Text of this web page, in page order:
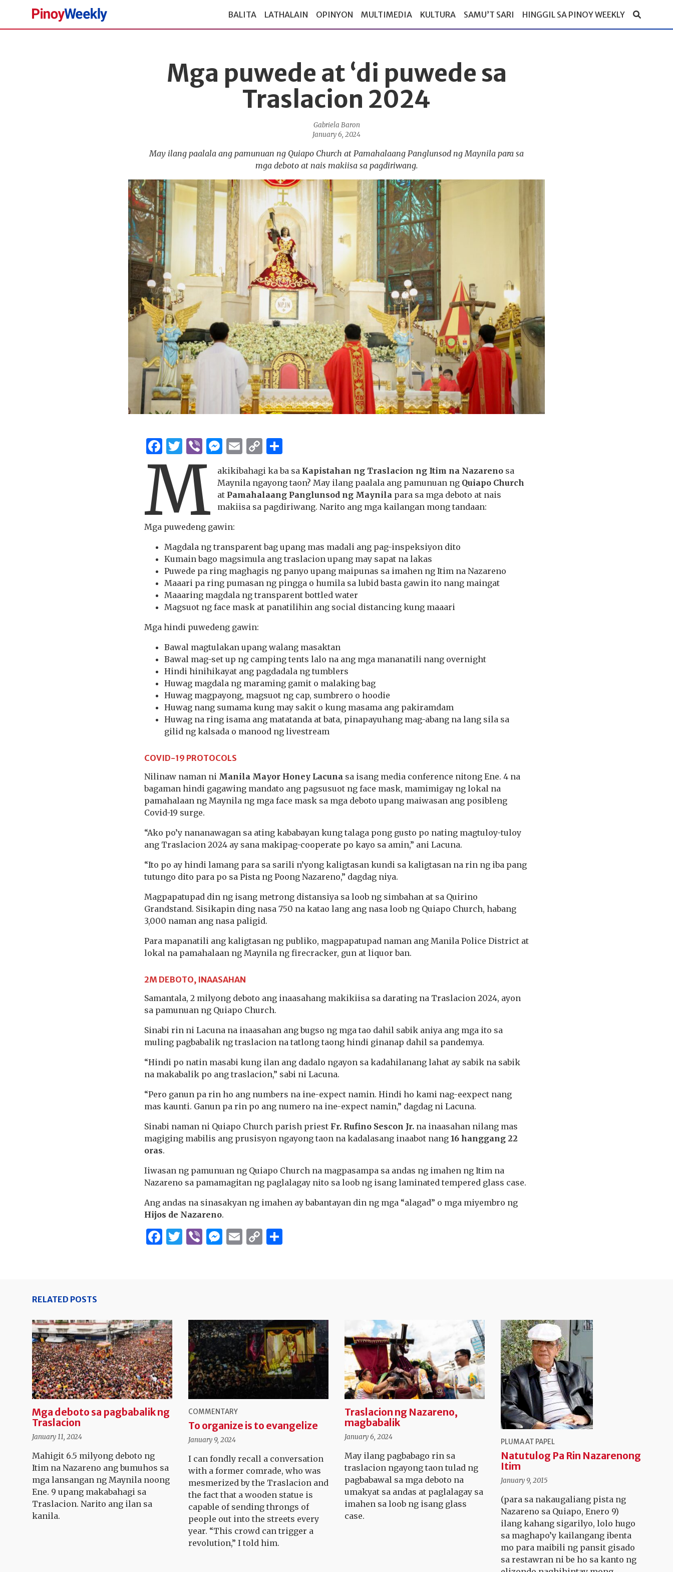
Pinoy
BALITA LATHALAIN OPINYON MULTIMEDIA KULTURA SAMU’T SARI HINGGIL SA PINOY WEEKLY
Mga puwede at ‘di puwede sa
Traslacion 2024
Gabriela Baron
January 6, 2024
May ilang paalala ang pamunuan ng Quiapo Church at Pamahalaang Panglunsod ng Maynila para sa
mga deboto at nais makiisa sa pagdiriwang.
Facebook
Twitter
ViberMessenger
Email
Copy
Link
M akikibahagi ka ba sa Kapistahan ng Traslacion ng Itim na Nazareno sa
Maynila ngayong taon? May ilang paalala ang pamunuan ng Quiapo Church
at Pamahalaang Panglunsod ng Maynila para sa mga deboto at nais
makiisa sa pagdiriwang. Narito ang mga kailangan mong tandaan:
Mga puwedeng gawin:
Magdala ng transparent bag upang mas madali ang pag-inspeksiyon dito
Kumain bago magsimula ang traslacion upang may sapat na lakas
Puwede pa ring maghagis ng panyo upang maipunas sa imahen ng Itim na Nazareno
Maaari pa ring pumasan ng pingga o humila sa lubid basta gawin ito nang maingat
Maaaring magdala ng transparent bottled water
Magsuot ng face mask at panatilihin ang social distancing kung maaari
Mga hindi puwedeng gawin:
Bawal magtulakan upang walang masaktan
Bawal mag-set up ng camping tents lalo na ang mga mananatili nang overnight
Hindi hinihikayat ang pagdadala ng tumblers
Huwag magdala ng maraming gamit o malaking bag
Huwag magpayong, magsuot ng cap, sumbrero o hoodie
Huwag nang sumama kung may sakit o kung masama ang pakiramdam
Huwag na ring isama ang matatanda at bata, pinapayuhang mag-abang na lang sila sa
gilid ng kalsada o manood ng livestream
COVID-19 PROTOCOLS
Nilinaw naman ni Manila Mayor Honey Lacuna sa isang media conference nitong Ene. 4 na
bagaman hindi gagawing mandato ang pagsusuot ng face mask, mamimigay ng lokal na
pamahalaan ng Maynila ng mga face mask sa mga deboto upang maiwasan ang posibleng
Covid-19 surge.
“Ako po’y nananawagan sa ating kababayan kung talaga pong gusto po nating magtuloy-tuloy
ang Traslacion 2024 ay sana makipag-cooperate po kayo sa amin,” ani Lacuna.
“Ito po ay hindi lamang para sa sarili n’yong kaligtasan kundi sa kaligtasan na rin ng iba pang
tutungo dito para po sa Pista ng Poong Nazareno,” dagdag niya.
Magpapatupad din ng isang metrong distansiya sa loob ng simbahan at sa Quirino
Grandstand. Sisikapin ding nasa 750 na katao lang ang nasa loob ng Quiapo Church, habang
3,000 naman ang nasa paligid.
Para mapanatili ang kaligtasan ng publiko, magpapatupad naman ang Manila Police District at
lokal na pamahalaan ng Maynila ng firecracker, gun at liquor ban.
2M DEBOTO, INAASAHAN
Samantala, 2 milyong deboto ang inaasahang makikiisa sa darating na Traslacion 2024, ayon
sa pamunuan ng Quiapo Church.
Sinabi rin ni Lacuna na inaasahan ang bugso ng mga tao dahil sabik aniya ang mga ito sa
muling pagbabalik ng traslacion na tatlong taong hindi ginanap dahil sa pandemya.
“Hindi po natin masabi kung ilan ang dadalo ngayon sa kadahilanang lahat ay sabik na sabik
na makabalik po ang traslacion,” sabi ni Lacuna.
“Pero ganun pa rin ho ang numbers na ine-expect namin. Hindi ho kami nag-eexpect nang
mas kaunti. Ganun pa rin po ang numero na ine-expect namin,” dagdag ni Lacuna.
Sinabi naman ni Quiapo Church parish priest Fr. Rufino Sescon Jr. na inaasahan nilang mas
magiging mabilis ang prusisyon ngayong taon na kadalasang inaabot nang 16 hanggang 22
oras.
Iiwasan ng pamunuan ng Quiapo Church na magpasampa sa andas ng imahen ng Itim na
Nazareno sa pamamagitan ng paglalagay nito sa loob ng isang laminated tempered glass case.
Ang andas na sinasakyan ng imahen ay babantayan din ng mga “alagad” o mga miyembro ng
Hijos de Nazareno.
Facebook
Twitter
ViberMessenger
Email
Copy
RELATED POSTS
Mga deboto sa pagbabalik ng
Traslacion
January 11, 2024
Mahigit 6.5 milyong deboto ng
Itim na Nazareno ang bumuhos sa
mga lansangan ng Maynila noong
Ene. 9 upang makabahagi sa
Traslacion. Narito ang ilan sa
kanila.
COMMENTARY
To organize is to evangelize
January 9, 2024
I can fondly recall a conversation
with a former comrade, who was
mesmerized by the Traslacion and
the fact that a wooden statue is
capable of sending throngs of
people out into the streets every
year. “This crowd can trigger a
revolution,” I told him.
Traslacion ng Nazareno,
magbabalik
January 6, 2024
May ilang pagbabago rin sa
traslacion ngayong taon tulad ng
pagbabawal sa mga deboto na
umakyat sa andas at paglalagay sa
imahen sa loob ng isang glass
case.
PLUMA AT PAPEL
Natutulog Pa Rin Nazarenong
Itim
January 9, 2015
(para sa nakaugaliang pista ng
Nazareno sa Quiapo, Enero 9)
ilang kahang sigarilyo, lolo hugo
sa maghapo’y kailangang ibenta
mo para maibili ng pansit gisado
sa restawran ni be ho sa kanto ng